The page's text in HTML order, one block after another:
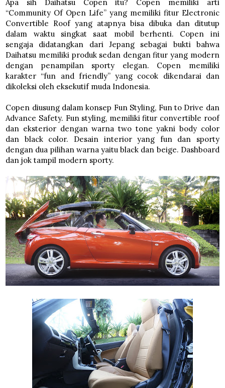
Apa sih Daihatsu Copen itu? Copen memiliki arti
“Community Of Open Life” yang memiliki fitur Electronic
Convertible Roof yang atapnya bisa dibuka dan ditutup
dalam waktu singkat saat mobil berhenti. Copen ini
sengaja didatangkan dari Jepang sebagai bukti bahwa
Daihatsu memiliki produk sedan dengan fitur yang modern
dengan penampilan sporty elegan. Copen memiliki
karakter “fun and friendly” yang cocok dikendarai dan
dikoleksi oleh eksekutif muda Indonesia.
Copen diusung dalam konsep Fun Styling, Fun to Drive dan
Advance Safety. Fun styling, memiliki fitur convertible roof
dan eksterior dengan warna two tone yakni body color
dan black color. Desain interior yang fun dan sporty
dengan dua pilihan warna yaitu black dan beige. Dashboard
dan jok tampil modern sporty.